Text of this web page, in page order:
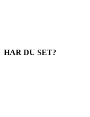
HAR DU SET?